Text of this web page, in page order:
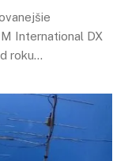
International DX
roku…